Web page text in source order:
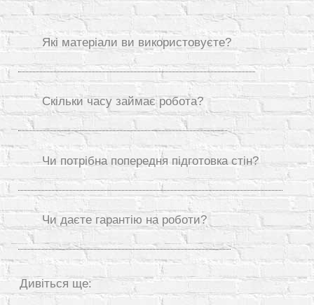
Які матеріали ви використовуєте?
Скільки часу займає робота?
Чи потрібна попередня підготовка стін?
Чи даєте гарантію на роботи?
Дивіться ще: